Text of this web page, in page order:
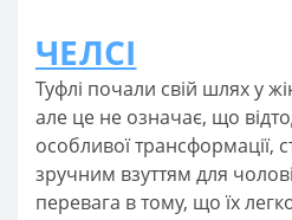
ЧЕЛСІ
Туфлі почали свій шлях у
але це не означає, що
особливої трансформації,
зручним взуттям для
перевага в тому, що їх